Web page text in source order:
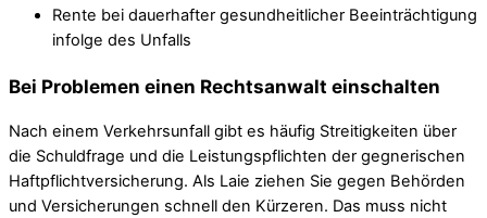
Rente bei dauerhafter gesundheitlicher Beeinträchtigung
infolge des Unfalls
Bei Problemen einen Rechtsanwalt einschalten
Nach einem Verkehrsunfall gibt es häufig Streitigkeiten über
die Schuldfrage und die Leistungspflichten der gegnerischen
Haftpflichtversicherung. Als Laie ziehen Sie gegen Behörden
und Versicherungen schnell den Kürzeren. Das muss nicht